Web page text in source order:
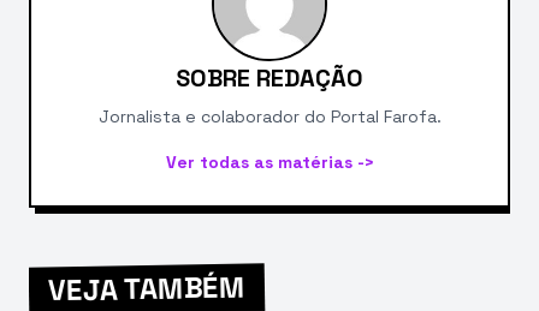
SOBRE REDAÇÃO
Jornalista e colaborador do Portal Farofa.
Ver todas as matérias ->
VEJA TAMBÉM